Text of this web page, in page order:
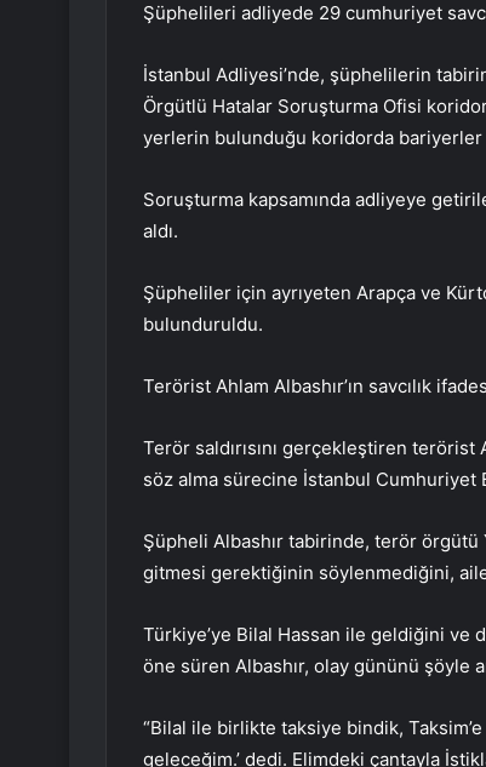
Şüphelileri adliyede 29 cumhuriyet
İstanbul Adliyesi’nde, şüphelilerin
Örgütlü Hatalar Soruşturma Ofisi
yerlerin bulunduğu koridorda
Soruşturma kapsamında adliyeye
aldı.
Şüpheliler için ayrıyeten Arapça ve
bulunduruldu.
Terörist Ahlam Albashır’ın savcılık
Terör saldırısını gerçekleştiren
söz alma sürecine İstanbul Cumhuriyet
Şüpheli Albashır tabirinde, terör örgütü
gitmesi gerektiğinin söylenmediğini,
Türkiye’ye Bilal Hassan ile geldiğini ve
öne süren Albashır, olay gününü şöyle
“Bilal ile birlikte taksiye bindik,
geleceğim.’ dedi. Elimdeki çantayla